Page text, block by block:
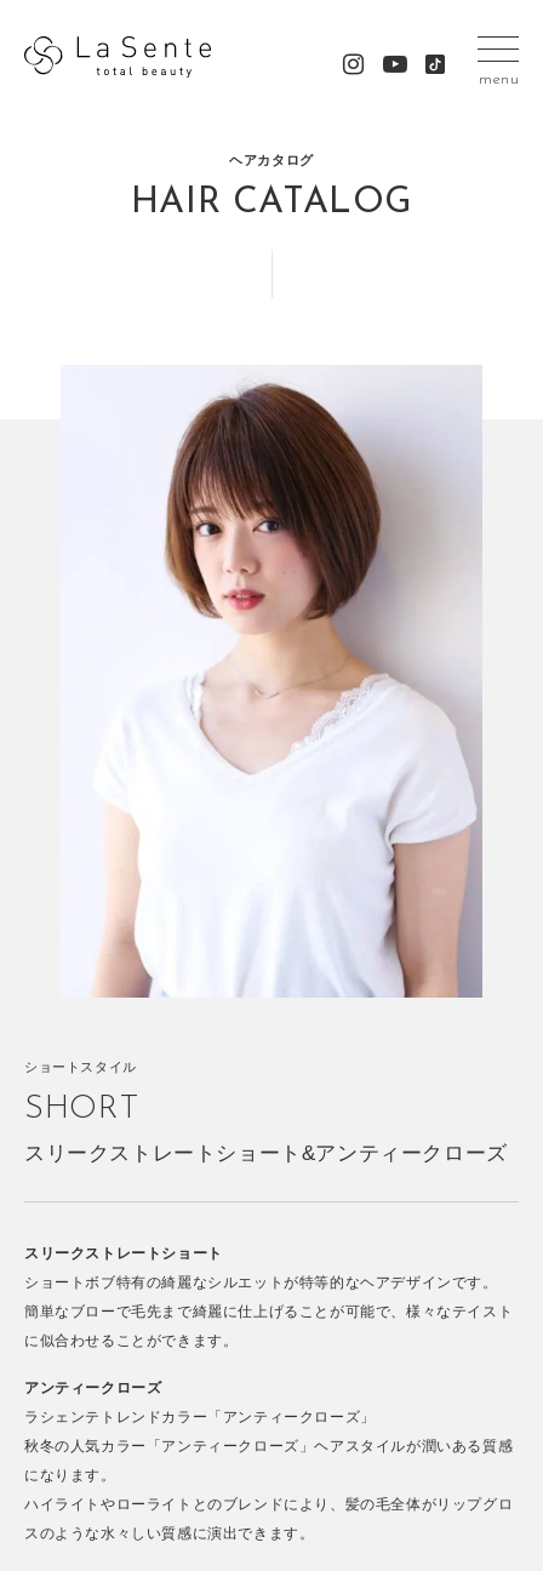
menu
ヘアカタログ
HAIR CATALOG
ショートスタイル
SHORT
スリークストレートショート&アンティークローズ
スリークストレートショート
ショートボブ特有の綺麗なシルエットが特等的なヘアデザインです。
簡単なブローで毛先まで綺麗に仕上げることが可能で、様々なテイスト
に似合わせることができます。
アンティークローズ
ラシェンテトレンドカラー「アンティークローズ」
秋冬の人気カラー「アンティークローズ」ヘアスタイルが潤いある質感
になります。
ハイライトやローライトとのブレンドにより、髪の毛全体がリップグロ
スのような水々しい質感に演出できます。